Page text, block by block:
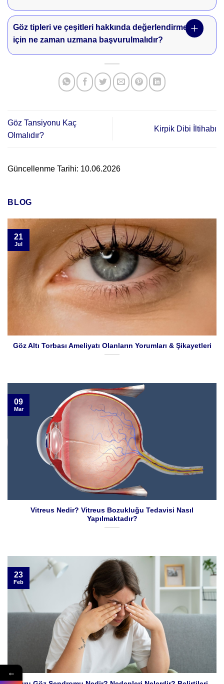
Göz tipleri ve çeşitleri hakkında değerlendirme
için ne zaman uzmana başvurulmalıdır?
Göz Tansiyonu Kaç
Olmalıdır?
Kirpik Dibi İltihabı
Güncellenme Tarihi: 10.06.2026
BLOG
Göz Altı Torbası Ameliyatı Olanların Yorumları & Şikayetleri
21
Jul
Vitreus Nedir? Vitreus Bozukluğu Tedavisi Nasıl
Yapılmaktadır?
09
Mar
23
Feb
←